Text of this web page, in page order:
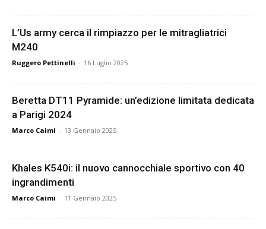
L’Us army cerca il rimpiazzo per le mitragliatrici
M240
Ruggero Pettinelli - 16 Luglio 2025
Beretta DT11 Pyramide: un’edizione limitata dedicata
a Parigi 2024
Marco Caimi - 13 Gennaio 2025
Khales K540i: il nuovo cannocchiale sportivo con 40
ingrandimenti
Marco Caimi - 11 Gennaio 2025